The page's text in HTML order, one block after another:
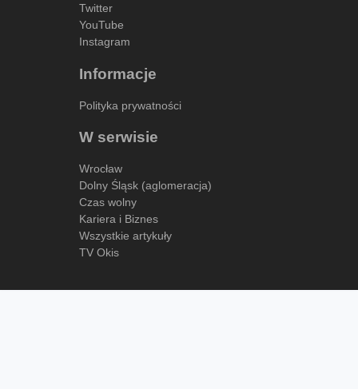
Twitter
YouTube
Instagram
Informacje
Polityka prywatności
W serwisie
Wrocław
Dolny Śląsk (aglomeracja)
Czas wolny
Kariera i Biznes
Wszystkie artykuły
TV Okis